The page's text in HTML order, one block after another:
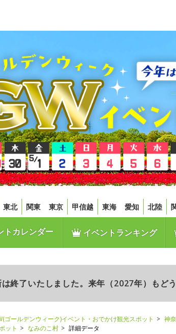
東北 関東 東京 甲信越 東海 愛知 北陸
トカレンダー イベントランキング
終了いたしました。来年（2027年）もど
ゴールデンウィーク)イベント・おでかけ観光スポット
神
ット
なみのこ村 詳細データ